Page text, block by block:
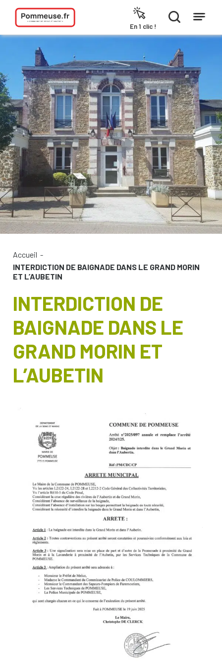
Aller au contenu
En 1 clic !
Accueil -
INTERDICTION DE BAIGNADE DANS LE GRAND MORIN
ET L’AUBETIN
INTERDICTION DE
BAIGNADE DANS LE
GRAND MORIN ET
L’AUBETIN